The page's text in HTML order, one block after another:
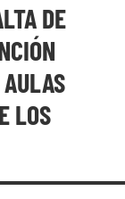
DE
LOS